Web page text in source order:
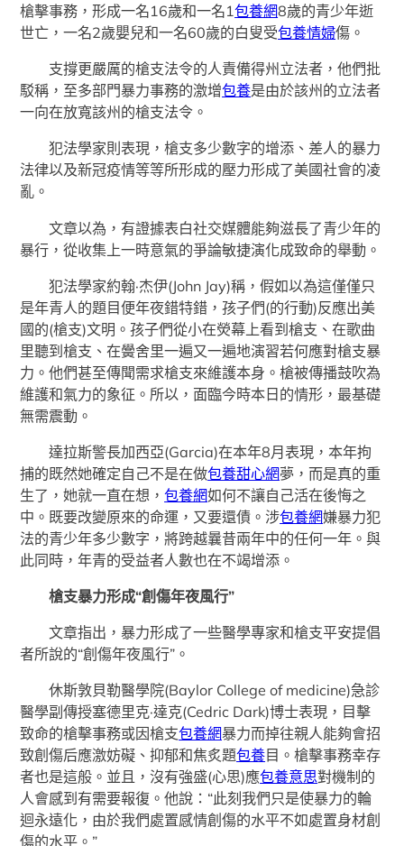
槍擊事務，形成一名16歲和一名1包養網8歲的青少年逝
世亡，一名2歲嬰兒和一名60歲的白叟受包養情婦傷。
支撐更嚴厲的槍支法令的人責備得州立法者，他們批
駁稱，至多部門暴力事務的激增包養是由於該州的立法者
一向在放寬該州的槍支法令。
犯法學家則表現，槍支多少數字的增添、差人的暴力
法律以及新冠疫情等等所形成的壓力形成了美國社會的凌
亂。
文章以為，有證據表白社交媒體能夠滋長了青少年的
暴行，從收集上一時意氣的爭論敏捷演化成致命的舉動。
犯法學家約翰·杰伊(John Jay)稱，假如以為這僅僅只
是年青人的題目便年夜錯特錯，孩子們(的行動)反應出美
國的(槍支)文明。孩子們從小在熒幕上看到槍支、在歌曲
里聽到槍支、在黌舍里一遍又一遍地演習若何應對槍支暴
力。他們甚至傳聞需求槍支來維護本身。槍被傳播鼓吹為
維護和氣力的象征。所以，面臨今時本日的情形，最基礎
無需震動。
達拉斯警長加西亞(Garcia)在本年8月表現，本年拘
捕的既然她確定自己不是在做包養甜心網夢，而是真的重
生了，她就一直在想，包養網如何不讓自己活在後悔之
中。既要改變原來的命運，又要還債。涉包養網嫌暴力犯
法的青少年多少數字，將跨越曩昔兩年中的任何一年。與
此同時，年青的受益者人數也在不竭增添。
槍支暴力形成“創傷年夜風行”
文章指出，暴力形成了一些醫學專家和槍支平安提倡
者所說的“創傷年夜風行”。
休斯敦貝勒醫學院(Baylor College of medicine)急診
醫學副傳授塞德里克·達克(Cedric Dark)博士表現，目擊
致命的槍擊事務或因槍支包養網暴力而掉往親人能夠會招
致創傷后應激妨礙、抑郁和焦炙題包養目。槍擊事務幸存
者也是這般。並且，沒有強盛(心思)應包養意思對機制的
人會感到有需要報復。他說：“此刻我們只是使暴力的輪
迴永遠化，由於我們處置感情創傷的水平不如處置身材創
傷的水平。”